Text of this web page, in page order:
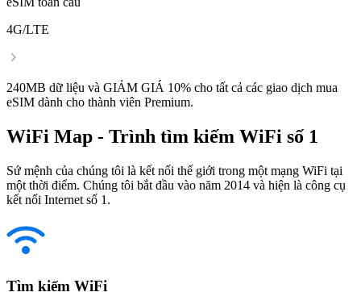
4G/LTE
240MB dữ liệu và GIẢM GIÁ 10% cho tất cả các giao dịch mua
eSIM dành cho thành viên Premium.
WiFi Map - Trình tìm kiếm WiFi số 1
Sứ mệnh của chúng tôi là kết nối thế giới trong một mạng WiFi tại
một thời điểm. Chúng tôi bắt đầu vào năm 2014 và hiện là công cụ
kết nối Internet số 1.
Tìm kiếm WiFi